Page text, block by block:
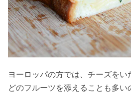
ヨーロッパの方では、チーズを
どのフルーツを添えることも多